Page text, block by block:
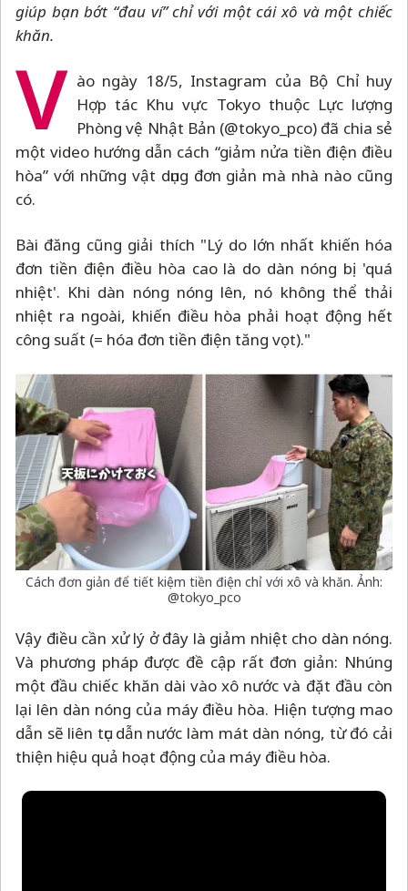
giúp bạn bớt “đau ví” chỉ với một cái xô và một chiếc
khăn.
V ào ngày 18/5, Instagram của Bộ Chỉ huy
Hợp tác Khu vực Tokyo thuộc Lực lượng
Phòng vệ Nhật Bản (@tokyo_pco) đã chia sẻ
một video hướng dẫn cách “giảm nửa tiền điện điều
hòa” với những vật dụng đơn giản mà nhà nào cũng
có.
Bài đăng cũng giải thích "Lý do lớn nhất khiến hóa
đơn tiền điện điều hòa cao là do dàn nóng bị 'quá
nhiệt'. Khi dàn nóng nóng lên, nó không thể thải
nhiệt ra ngoài, khiến điều hòa phải hoạt động hết
công suất (= hóa đơn tiền điện tăng vọt)."
Cách đơn giản để tiết kiệm tiền điện chỉ với xô và khăn. Ảnh:
@tokyo_pco
Vậy điều cần xử lý ở đây là giảm nhiệt cho dàn nóng.
Và phương pháp được đề cập rất đơn giản: Nhúng
một đầu chiếc khăn dài vào xô nước và đặt đầu còn
lại lên dàn nóng của máy điều hòa. Hiện tượng mao
dẫn sẽ liên tục dẫn nước làm mát dàn nóng, từ đó cải
thiện hiệu quả hoạt động của máy điều hòa.